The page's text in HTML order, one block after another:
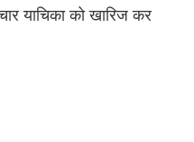
याचिका को खारिज कर